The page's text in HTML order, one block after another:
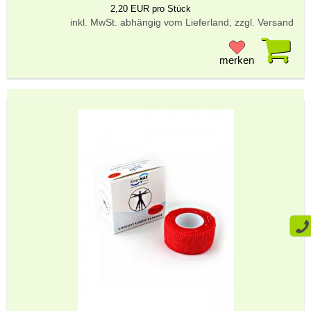
2,20 EUR pro Stück
inkl. MwSt. abhängig vom Lieferland, zzgl. Versand
merken